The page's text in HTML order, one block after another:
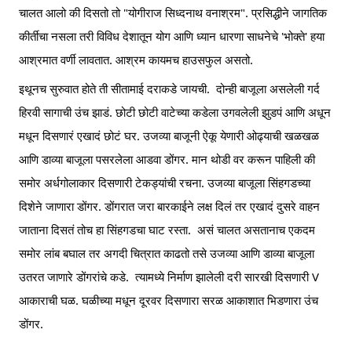
चालत आलो की दिसतो तो "योगीराज सिध्दनाथ वनाश्रम". प्रसिद्धीने जागतिक
कीर्तीचा नसला तरी विविध देशातून योग आणि ध्यान धारणा साधनेचे 'भोक्ते' हया
आश्रमात वर्णी लावतात. आश्रम कायमच हाउसफुल असतो.
इथूनच सुरुवात होते ती सीतामाई दराकडे जायची.  दोन्ही बाजूला असलेली गर्द
हिरवी सागाची उंच झाडं. छोटी छोटी वाटेच्या कडेला उगवलेली झुडपं आणि अधून
मधून दिसणारं एखादं छोटं घर. उजव्या बाजूनी ऐकू येणारी ओढ्याची खळखळ
आणि डाव्या बाजूला पसरलेला आडवा डोंगर. मान थोडी वर करून पाहिली की
समोर अर्धगोलाकार दिसणारी टेकड्यांची रचना. उजव्या बाजूला सिंहगडच्या
दिशेने जाणारा डोंगर. डोंगरात जरा बारकाईने लक्ष दिलं तर एखादं दुसरे वाहन
जाताना दिसतं तोच हा सिंहगडचा घाट रस्ता.  असं चालत असतानाच एकदम
समोर लांब बघाल तर अगदी चित्रात काढतो तसे उजव्या आणि डाव्या बाजूला
उतरत जाणारे डोंगरांचे कडे.  त्यामध्ये निर्माण झालेली दरी सारखी दिसणारी V
आकाराची घळ. घळीच्या मधून दूरवर दिसणारा सरळ आकाशात भिडणारा उंच
डोंगर.